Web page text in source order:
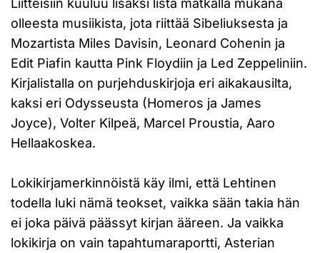
Liitteisiin kuuluu lisäksi lista matkalla mukana
olleesta musiikista, jota riittää Sibeliuksesta ja
Mozartista Miles Davisin, Leonard Cohenin ja
Edit Piafin kautta Pink Floydiin ja Led Zeppeliniin.
Kirjalistalla on purjehduskirjoja eri aikakausilta,
kaksi eri Odysseusta (Homeros ja James
Joyce), Volter Kilpeä, Marcel Proustia, Aaro
Hellaakoskea.
Lokikirjamerkinnöistä käy ilmi, että Lehtinen
todella luki nämä teokset, vaikka sään takia hän
ei joka päivä päässyt kirjan ääreen. Ja vaikka
lokikirja on vain tapahtumaraportti, Asterian